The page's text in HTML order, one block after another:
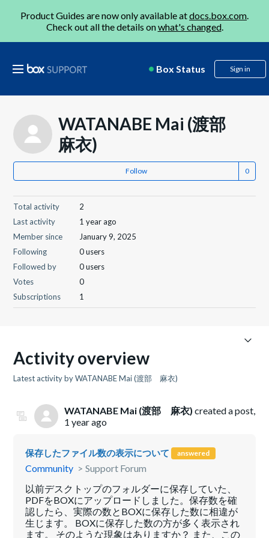
Product Guides are now only available atdocs.box.com.
Check out all the details onwhat's changed.
Box Status Sign in
WATANABE Mai (渡部
麻衣)
Follow
Total activity
2
Last activity
1 year ago
Member since
January 9, 2025
Following
0 users
Followed by
0 users
Votes
0
Subscriptions
1
Activity overview
Latest activity by WATANABE Mai (渡部 麻衣)
WATANABE Mai (渡部 麻衣) created a post,
1 year ago
保存したファイル数の表示について answered
Community
Support Forum
以前デスクトップのフォルダーに保存していた、
PDFをBOXにアップロードしました。保存数を確
認したら、実際の数とBOXに保存した数に相違が
生じます。 BOXに保存した数の方が多く表示され
ます。 そのような現象はありますか？ また、この